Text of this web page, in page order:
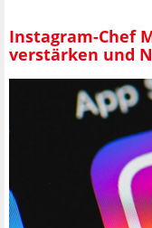
Instagram-Chef
verstärken und